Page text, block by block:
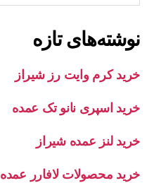
نوشته‌های تازه
خرید کرم وایت رز شیراز
خرید اسپری نانو تک عمده
خرید لنز عمده شیراز
خرید محصولات لافارر عمده